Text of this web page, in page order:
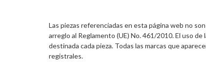
Las piezas referenciadas en esta página web no
arreglo al Reglamento (UE) No. 461/2010. El uso
destinada cada pieza. Todas las marcas que
registrales.